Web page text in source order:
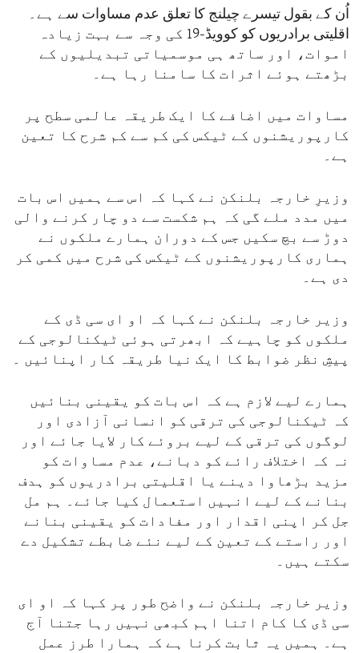
اُن کے بقول تیسرے چیلنج کا تعلق عدم مساوات سے ہے۔
اقلیتی برادریوں کو کوویڈ-19 کی وجہ سے بہت زیادہ
اموات، اور ساتھ ہی موسمیاتی تبدیلیوں کے
بڑھتے ہوئے اثرات کا سامنا رہا ہے۔
مساوات میں اضافے کا ایک طریقہ عالمی سطح پر
کارپوریشنوں کے ٹیکس کی کم سے کم شرح کا تعین
ہے۔
وزیرِ خارجہ بلنکن نے کہا کہ اس سے ہمیں اس بات
میں مدد ملے گی کہ ہم شکست سے دو چار کرنے والی
دوڑ سے بچ سکیں جس کے دوران ہمارے ملکوں نے
ہماری کارپوریشنوں کے ٹیکس کی شرح میں کمی کر
دی ہے۔
وزیر خارجہ بلنکن نے کہا کہ او ای سی ڈی کے
ملکوں کو چاہیے کہ ابھرتی ہوئی ٹیکنالوجی کے
پیشِ نظر ضوابط کا ایک نیا طریقہ کار اپنائیں ۔
ہمارے لیے لازم ہے کہ اس بات کو یقینی بنائیں
کہ ٹیکنالوجی کی ترقی کو انسانی آزادی اور
لوگوں کی ترقی کے لیے بروئے کار لایا جائے اور
نہ کہ اختلاف رائے کو دبانے، عدم مساوات کو
مزید بڑھاوا دینے یا اقلیتی برادریوں کو ہدف
بنانے کے لیے انہیں استعمال کیا جائے۔ ہم مل
جل کر اپنی اقدار اور مفادات کو یقینی بنانے
اور راستے کے تعین کے لیے نئے ضابطے تشکیل دے
سکتے ہیں۔
وزیر خارجہ بلنکن نے واضح طور پر کہا کہ او ای
سی ڈی کا کام اتنا اہم کبھی نہیں رہا جتنا آج
ہے۔ ہمیں یہ ثابت کرنا ہے کہ ہمارا طرز عمل